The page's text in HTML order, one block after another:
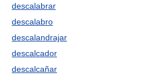
descalabrar
descalabro
descalandrajar
descalcador
descalcañar